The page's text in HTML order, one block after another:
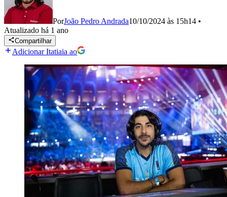
PorJoão Pedro Andrada10/10/2024 às 15h14 •
Atualizado há 1 ano
Compartilhar
Adicionar Itatiaia ao